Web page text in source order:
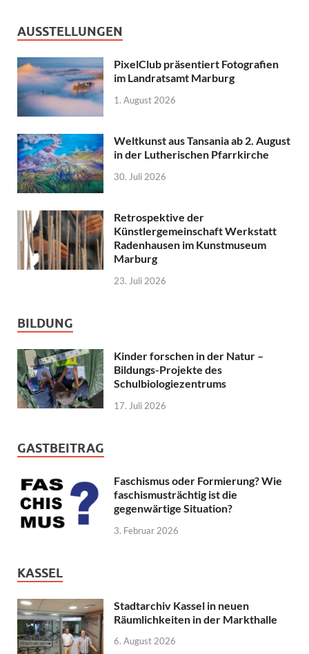
AUSSTELLUNGEN
PixelClub präsentiert Fotografien
im Landratsamt Marburg
1. August 2026
Weltkunst aus Tansania ab 2. August
in der Lutherischen Pfarrkirche
30. Juli 2026
Retrospektive der
Künstlergemeinschaft Werkstatt
Radenhausen im Kunstmuseum
Marburg
23. Juli 2026
BILDUNG
Kinder forschen in der Natur –
Bildungs-Projekte des
Schulbiologiezentrums
17. Juli 2026
GASTBEITRAG
Faschismus oder Formierung? Wie
faschismusträchtig ist die
gegenwärtige Situation?
3. Februar 2026
KASSEL
Stadtarchiv Kassel in neuen
Räumlichkeiten in der Markthalle
6. August 2026